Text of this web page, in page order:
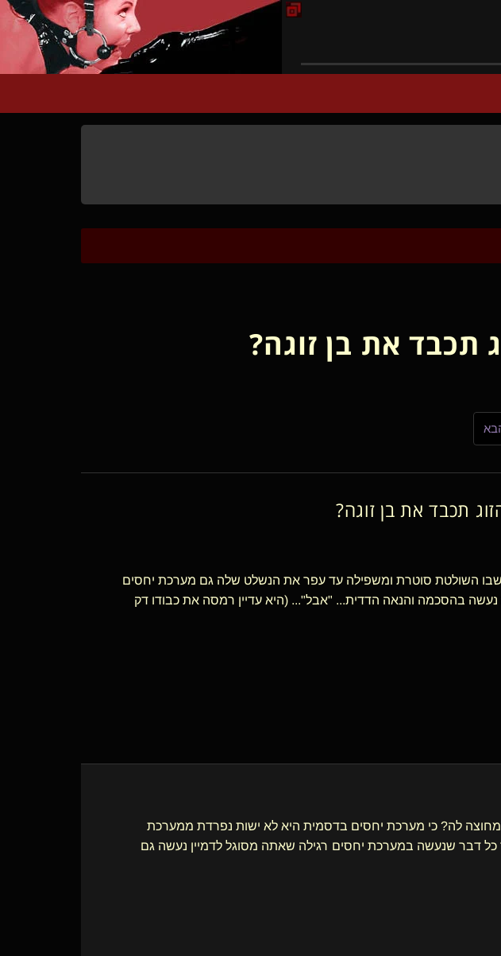
תכבד את בן זוגה?
תכבד את בן זוגה?
השולטת סוטרת ומשפילה עד עפר את הנשלט שלה גם מערכת יחסים
נעשה בהסכמה והנאה הדדית... "אבל"... (היא עדיין רמסה את כבודו דק
לה? כי מערכת יחסים בדסמית היא לא ישות נפרדת ממערכת
דבר שנעשה במערכת יחסים רגילה שאתה מסוגל לדמיין נעשה גם